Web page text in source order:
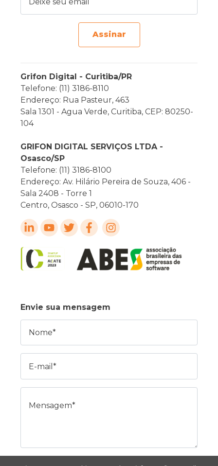
Assinar
Grifon Digital - Curitiba/PR
Telefone: (11) 3186-8110
Endereço: Rua Pasteur, 463
Sala 1301 - Agua Verde, Curitiba, CEP: 80250-
104
GRIFON DIGITAL SERVIÇOS LTDA -
Osasco/SP
Telefone: (11) 3186-8100
Endereço: Av. Hilário Pereira de Souza, 406 -
Sala 2408 - Torre 1
Centro, Osasco - SP, 06010-170
Envie sua mensagem